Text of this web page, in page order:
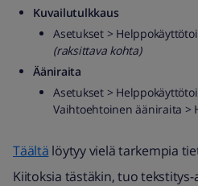
Kuvailutulkkaus
Asetukset >
(raksittava kohta)
Ääniraita
Asetukset >
Vaihtoehtoinen ääniraita >
Täältä löytyy vielä tarkempia
Kiitoksia tästäkin, tuo